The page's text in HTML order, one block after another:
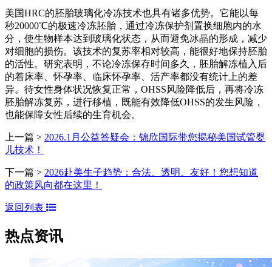
美国HRC的胚胎玻璃化冷冻技术也具有诸多优势。它能以每
秒20000℃的极速冷冻胚胎，通过冷冻保护剂置换细胞内的水
分，使生物样本达到玻璃化状态，从而避免冰晶的形成，减少
对细胞的损伤。该技术的复苏率相对较高，能很好地保持胚胎
的活性。研究表明，不论冷冻保存时间多久，胚胎解冻植入后
的着床率、怀孕率、临床怀孕率、活产率都没有统计上的差
异。待女性身体状况恢复正常，OHSS风险降低后，再将冷冻
胚胎解冻复苏，进行移植，既能有效降低OHSS的发生风险，
也能保障女性后续的生育机会。
上一篇 > 2026.1月公益答疑会：锦欣国际带您揭秘美国试管婴
儿技术！
下一篇 > 2026赴美生子趋势：合法、透明、友好！您想知道
的政策风向都在这里！
返回列表
热点资讯